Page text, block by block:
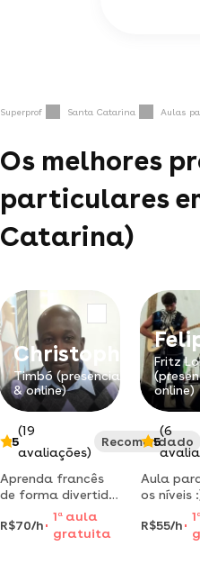
Superprof Santa Catarina Aulas
Os melhores
particulares
Catarina)
Christopher
Timbó (presencial
& online)
5
(19
avaliações)
Recomendado
Aprenda francês
de forma divertida
e eficaz, com
menos teoria e
mais prática, de
R$70/h
1 aaula
gratuita
Fritz
online)
5
(6
Aula
os níveis
ao
iniciar
hobby
R$55/h
1